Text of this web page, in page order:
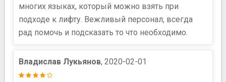
многих языках, который можно взять при
подходе к лифту. Вежливый персонал, всегда
рад помочь и подсказать то что необходимо.
Владислав Лукьянов, 2020-02-01